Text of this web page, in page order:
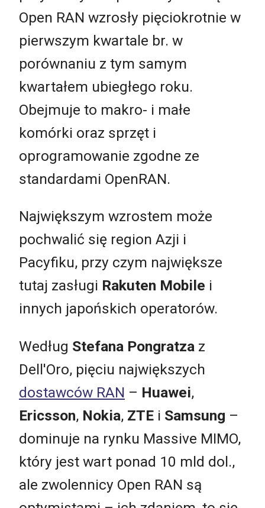
Open RAN wzrosły pięciokrotnie w
pierwszym kwartale br. w
porównaniu z tym samym
kwartałem ubiegłego roku.
Obejmuje to makro- i małe
komórki oraz sprzęt i
oprogramowanie zgodne ze
standardami OpenRAN.
Największym wzrostem może
pochwalić się region Azji i
Pacyfiku, przy czym największe
tutaj zasługi Rakuten Mobile i
innych japońskich operatorów.
Według Stefana Pongratza z
Dell'Oro, pięciu największych
dostawców RAN – Huawei,
Ericsson, Nokia, ZTE i Samsung –
dominuje na rynku Massive MIMO,
który jest wart ponad 10 mld dol.,
ale zwolennicy Open RAN są